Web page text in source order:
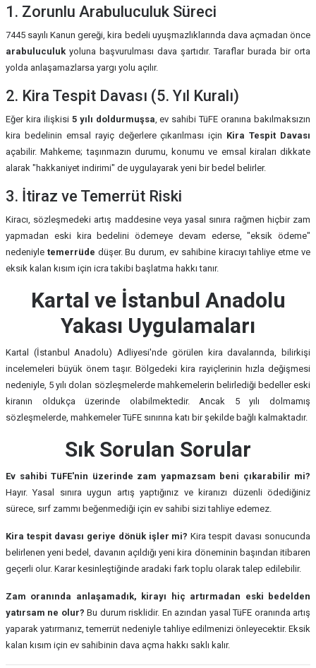
1. Zorunlu Arabuluculuk Süreci
7445 sayılı Kanun gereği, kira bedeli uyuşmazlıklarında dava açmadan önce
arabuluculuk yoluna başvurulması dava şartıdır. Taraflar burada bir orta
yolda anlaşamazlarsa yargı yolu açılır.
2. Kira Tespit Davası (5. Yıl Kuralı)
Eğer kira ilişkisi 5 yılı doldurmuşsa, ev sahibi TüFE oranına bakılmaksızın
kira bedelinin emsal rayiç değerlere çıkarılması için Kira Tespit Davası
açabilir. Mahkeme; taşınmazın durumu, konumu ve emsal kiraları dikkate
alarak "hakkaniyet indirimi" de uygulayarak yeni bir bedel belirler.
3. İtiraz ve Temerrüt Riski
Kiracı, sözleşmedeki artış maddesine veya yasal sınıra rağmen hiçbir zam
yapmadan eski kira bedelini ödemeye devam ederse, "eksik ödeme"
nedeniyle temerrüde düşer. Bu durum, ev sahibine kiracıyı tahliye etme ve
eksik kalan kısım için icra takibi başlatma hakkı tanır.
Kartal ve İstanbul Anadolu
Yakası Uygulamaları
Kartal (İstanbul Anadolu) Adliyesi'nde görülen kira davalarında, bilirkişi
incelemeleri büyük önem taşır. Bölgedeki kira rayiçlerinin hızla değişmesi
nedeniyle, 5 yılı dolan sözleşmelerde mahkemelerin belirlediği bedeller eski
kiranın oldukça üzerinde olabilmektedir. Ancak 5 yılı dolmamış
sözleşmelerde, mahkemeler TüFE sınırına katı bir şekilde bağlı kalmaktadır.
Sık Sorulan Sorular
Ev sahibi TüFE'nin üzerinde zam yapmazsam beni çıkarabilir mi?
Hayır. Yasal sınıra uygun artış yaptığınız ve kiranızı düzenli ödediğiniz
sürece, sırf zammı beğenmediği için ev sahibi sizi tahliye edemez.
Kira tespit davası geriye dönük işler mi? Kira tespit davası sonucunda
belirlenen yeni bedel, davanın açıldığı yeni kira döneminin başından itibaren
geçerli olur. Karar kesinleştiğinde aradaki fark toplu olarak talep edilebilir.
Zam oranında anlaşamadık, kirayı hiç artırmadan eski bedelden
yatırsam ne olur? Bu durum risklidir. En azından yasal TüFE oranında artış
yaparak yatırmanız, temerrüt nedeniyle tahliye edilmenizi önleyecektir. Eksik
kalan kısım için ev sahibinin dava açma hakkı saklı kalır.